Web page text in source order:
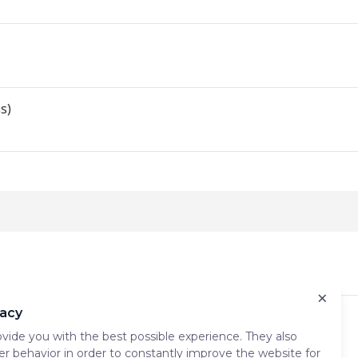
you with the best possible experience. They also
behavior in order to constantly improve the website for
×